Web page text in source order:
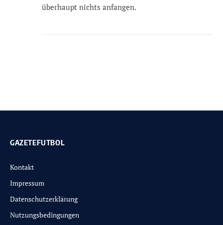
überhaupt nichts anfangen.
GAZETEFUTBOL
Kontakt
Impressum
Datenschutzerklärung
Nutzungsbedingungen